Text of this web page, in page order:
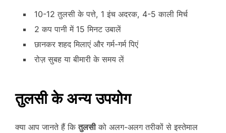
10-12 तुलसी के पत्ते, 1 इंच अदरक, 4-5 काली मिर्च
2 कप पानी में 15 मिनट उबालें
छानकर शहद मिलाएं और गर्म-गर्म पिएं
रोज़ सुबह या बीमारी के समय लें
तुलसी के अन्य उपयोग
क्या आप जानते हैं कितुलसीको अलग-अलग तरीकों से इस्तेमाल